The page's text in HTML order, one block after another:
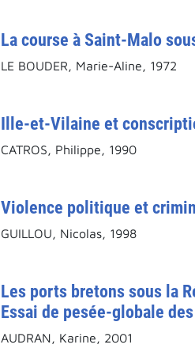
La course à Saint-Malo
LE BOUDER, Marie-Aline, 1972
Ille-et-Vilaine et
CATROS, Philippe, 1990
Violence politique et
GUILLOU, Nicolas, 1998
Les ports bretons sous la
Essai de pesée-globale
AUDRAN, Karine, 2001